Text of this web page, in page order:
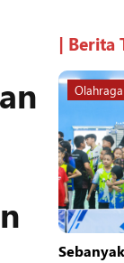
| Berita
Olahraga